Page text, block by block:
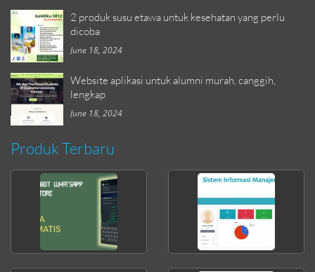
2 produk susu etawa untuk kesehatan yang perlu
dicoba
June 18, 2024
Website aplikasi untuk alumni murah, canggih,
lengkap
June 18, 2024
Produk Terbaru